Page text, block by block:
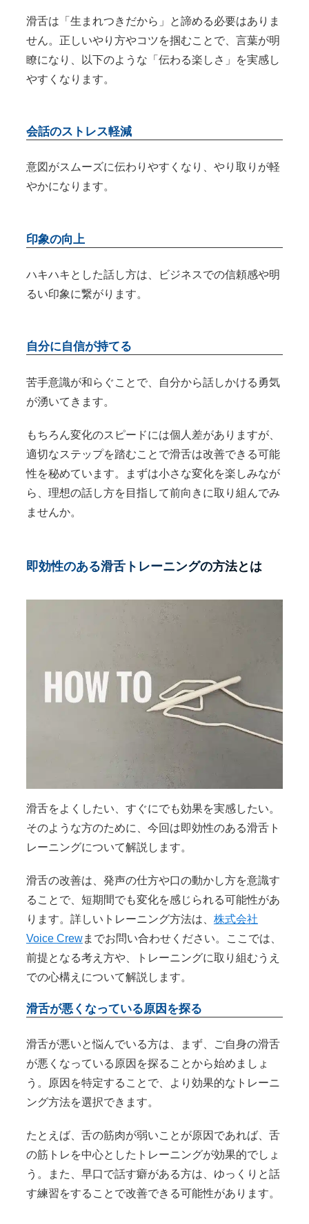
滑舌は「生まれつきだから」と諦める必要はありま
せん。正しいやり方やコツを掴むことで、言葉が明
瞭になり、以下のような「伝わる楽しさ」を実感し
やすくなります。
会話のストレス軽減
意図がスムーズに伝わりやすくなり、やり取りが軽
やかになります。
印象の向上
ハキハキとした話し方は、ビジネスでの信頼感や明
るい印象に繋がります。
自分に自信が持てる
苦手意識が和らぐことで、自分から話しかける勇気
が湧いてきます。
もちろん変化のスピードには個人差がありますが、
適切なステップを踏むことで滑舌は改善できる可能
性を秘めています。まずは小さな変化を楽しみなが
ら、理想の話し方を目指して前向きに取り組んでみ
ませんか。
即効性のある滑舌トレーニングの方法とは
滑舌をよくしたい、すぐにでも効果を実感したい。
そのような方のために、今回は即効性のある滑舌ト
レーニングについて解説します。
滑舌の改善は、発声の仕方や口の動かし方を意識す
ることで、短期間でも変化を感じられる可能性があ
ります。詳しいトレーニング方法は、 株式会社
Voice Crewまでお問い合わせください。ここでは、
前提となる考え方や、トレーニングに取り組むうえ
での心構えについて解説します。
滑舌が悪くなっている原因を探る
滑舌が悪いと悩んでいる方は、まず、ご自身の滑舌
が悪くなっている原因を探ることから始めましょ
う。原因を特定することで、より効果的なトレーニ
ング方法を選択できます。
たとえば、舌の筋肉が弱いことが原因であれば、舌
の筋トレを中心としたトレーニングが効果的でしょ
う。また、早口で話す癖がある方は、ゆっくりと話
す練習をすることで改善できる可能性があります。